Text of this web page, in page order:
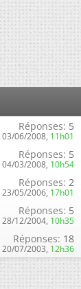
Réponses: 5
03/06/2008, 11h01
Réponses: 5
04/03/2008, 10h54
Réponses: 2
23/05/2006, 17h01
Réponses: 5
28/12/2004, 10h35
Réponses: 18
20/07/2003, 12h36